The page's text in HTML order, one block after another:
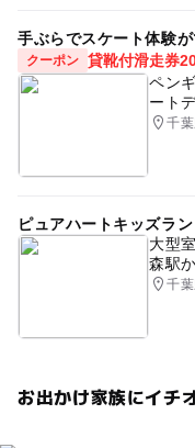
手ぶらでスケート体験
クーポン 貸靴付滑走券
ペン
ート
千
ピュアハートキッズラ
大型
森駅
千
お出かけ家族にイチ